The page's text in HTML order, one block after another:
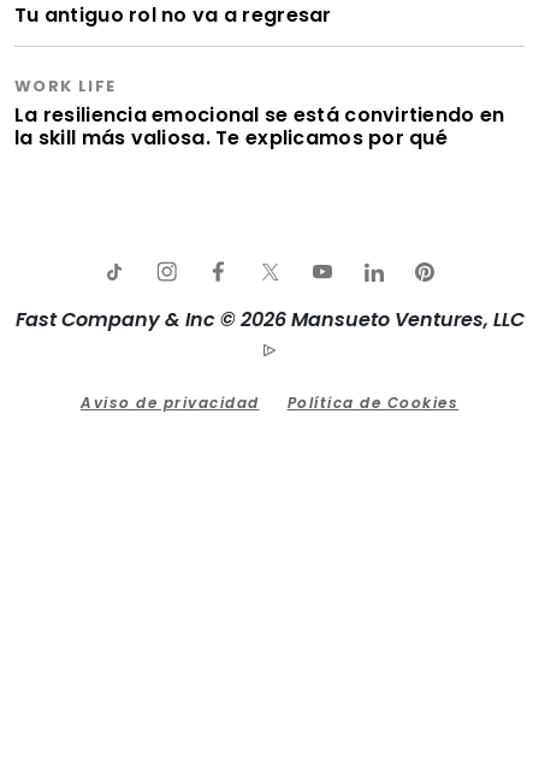
Tu antiguo rol no va a regresar
WORK LIFE
La resiliencia emocional se está convirtiendo en
la skill más valiosa. Te explicamos por qué
Fast Company & Inc © 2026 Mansueto Ventures, LLC
Aviso de privacidad Política de Cookies